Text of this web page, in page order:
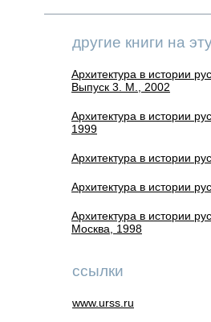
другие книги на
Архитектура в истории
Выпуск 3. М., 2002
Архитектура в истории
1999
Архитектура в истории
Архитектура в истории
Архитектура в истории
Москва, 1998
ссылки
www.urss.ru